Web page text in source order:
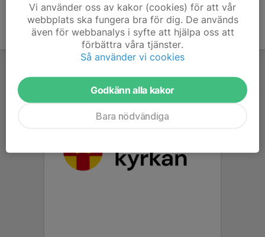
Vi använder oss av kakor (cookies) för att vår
webbplats ska fungera bra för dig. De används
även för webbanalys i syfte att hjälpa oss att
förbättra våra tjänster.
Så använder vi cookies
Godkänn alla kakor
Bara nödvändiga